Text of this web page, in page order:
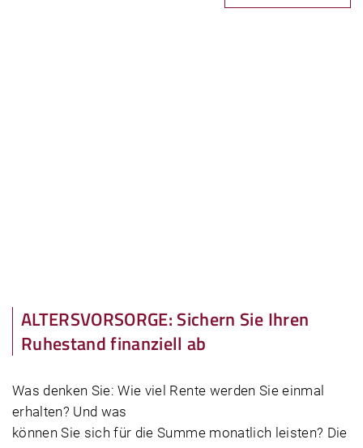
ALTERSVORSORGE: Sichern Sie Ihren
Ruhestand finanziell ab
Was denken Sie: Wie viel Rente werden Sie einmal
erhalten? Und was
können Sie sich für die Summe monatlich leisten? Die